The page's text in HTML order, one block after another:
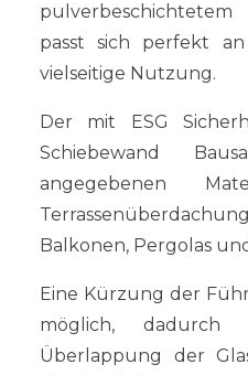
passt sich perfekt
vielseitige Nutzung.
Der mit ESG
Schiebewand
angegebenen
Balkonen, Pergolas
Eine Kürzung der
möglich, dadurch
Überlappung der